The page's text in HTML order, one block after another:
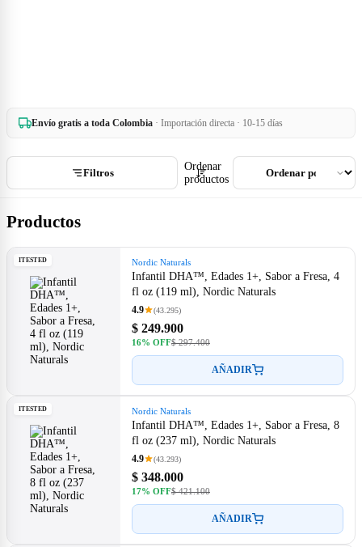
Envío gratis a toda Colombia · Importación directa · 10-15 días
Filtros
Ordenar
productos
Productos
ITESTED Nordic Naturals
Infantil DHA™, Edades 1+, Sabor a Fresa, 4
fl oz (119 ml), Nordic Naturals
4.9 (43.295)
$ 249.900
16% OFF$ 297.400
AÑADIR
ITESTED Nordic Naturals
Infantil DHA™, Edades 1+, Sabor a Fresa, 8
fl oz (237 ml), Nordic Naturals
4.9 (43.293)
$ 348.000
17% OFF$ 421.100
AÑADIR